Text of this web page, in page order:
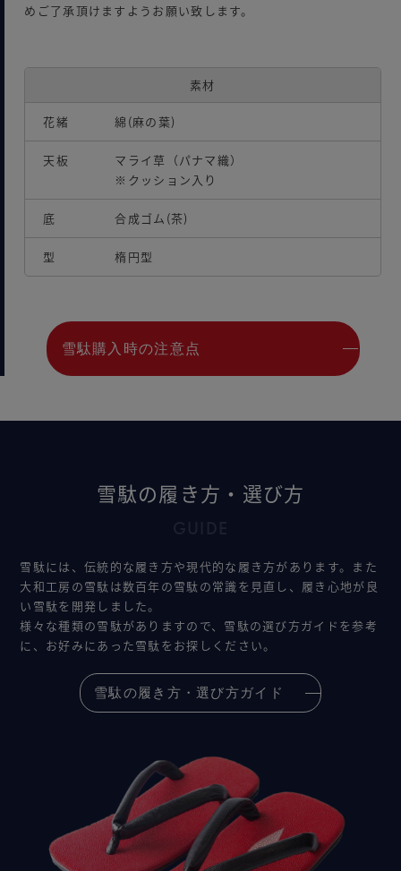
めご了承頂けますようお願い致します。
素材
花緒 綿(麻の葉)
天板
マライ草（パナマ織）
※クッション入り
底 合成ゴム(茶)
型 楕円型
雪駄購入時の注意点
雪駄の履き方・選び方
雪駄には、伝統的な履き方や現代的な履き方があります。また
大和工房の雪駄は数百年の雪駄の常識を見直し、履き心地が良
い雪駄を開発しました。
様々な種類の雪駄がありますので、雪駄の選び方ガイドを参考
に、お好みにあった雪駄をお探しください。
雪駄の履き方・選び方ガイド